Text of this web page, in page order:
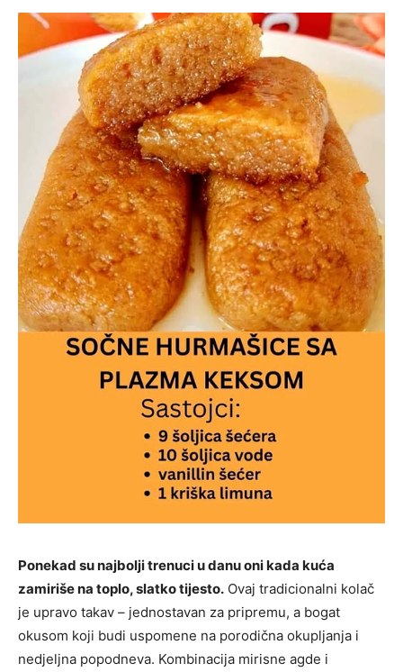
Ponekad su najbolji trenuci u danu oni kada kuća
zamiriše na toplo, slatko tijesto. Ovaj tradicionalni kolač
je upravo takav – jednostavan za pripremu, a bogat
okusom koji budi uspomene na porodična okupljanja i
nedjeljna popodneva. Kombinacija mirisne agde i